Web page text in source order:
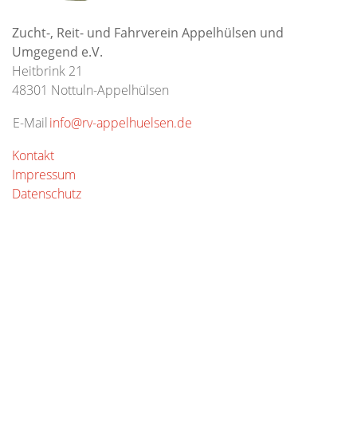
Zucht-, Reit- und Fahrverein Appelhülsen und
Umgegend e.V.
Heitbrink 21
48301 Nottuln-Appelhülsen
E-Mailinfo@rv-appelhuelsen.de
Kontakt
Impressum
Datenschutz